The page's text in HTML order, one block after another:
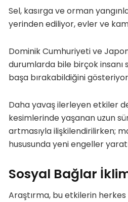
Sel, kasırga ve orman
yerinden ediliyor, evler ve
Dominik Cumhuriyeti ve
durumlarda bile birçok insanı
başa bırakabildiğini
Daha yavaş ilerleyen etkiler
kesimlerinde yaşanan uzun
artmasıyla ilişkilendirilirken;
hususunda yeni engeller
Sosyal Bağlar
Araştırma, bu etkilerin